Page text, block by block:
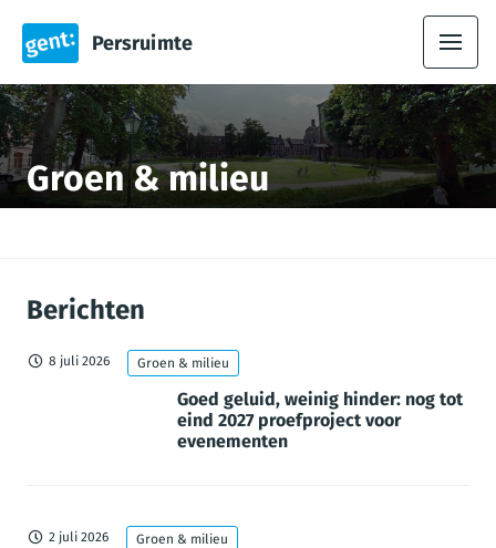
Persruimte
Groen & milieu
Berichten
8 juli 2026 Groen & milieu
Goed geluid, weinig hinder: nog tot
eind 2027 proefproject voor
evenementen
2 juli 2026 Groen & milieu